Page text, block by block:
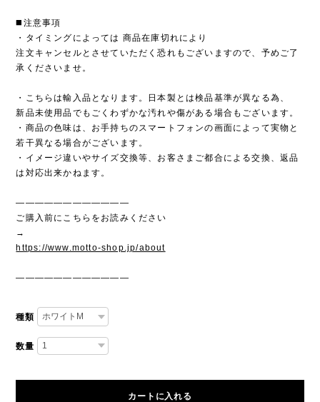
◼️注意事項
・タイミングによっては 商品在庫切れにより
注文キャンセルとさせていただく恐れもございますので、予めご了
承くださいませ。
・こちらは輸入品となります。日本製とは検品基準が異なる為、
新品未使用品でもごくわずかな汚れや傷がある場合もございます。
・商品の色味は、お手持ちのスマートフォンの画面によって実物と
若干異なる場合がございます。
・イメージ違いやサイズ交換等、お客さまご都合による交換、返品
は対応出来かねます。
————————————
ご購入前にこちらをお読みください
→
https://www.motto-shop.jp/about
————————————
種類
数量
カートに入れる